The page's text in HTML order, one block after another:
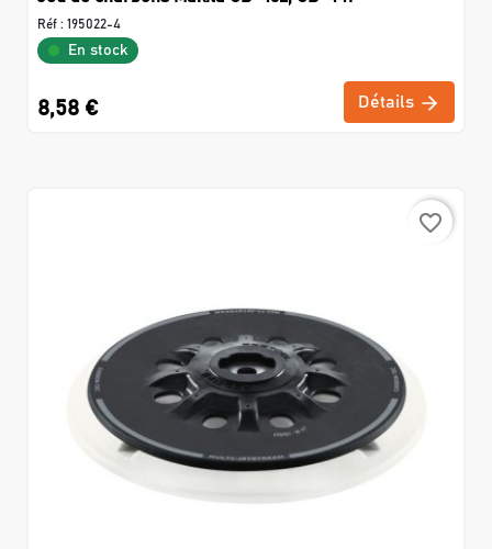
Réf : 195022-4
En stock
8,58 € Détails
favorite_border